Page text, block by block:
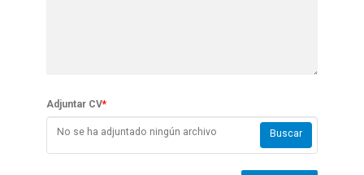
Adjuntar CV*
No se ha adjuntado ningún archivo Buscar